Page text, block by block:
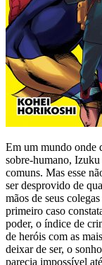
Em um mundo onde
sobre-humano,
comuns. Mas esse
ser desprovido de
mãos de seus
primeiro caso
poder, o índice de
de heróis com as
deixar de ser, o
parecia impossível